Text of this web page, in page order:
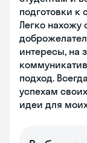
подготовки к
Легко
интересы, на
подход.
успехам
идеи для